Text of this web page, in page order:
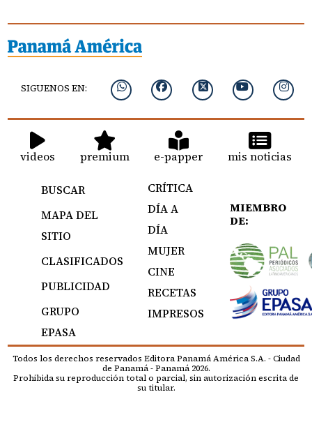
SIGUENOS EN:
videos premium e-papper mis noticias
BUSCAR
MAPA DEL
SITIO
CLASIFICADOS
PUBLICIDAD
GRUPO
EPASA
CRÍTICA
DÍA A
DÍA
MUJER
CINE
RECETAS
IMPRESOS
MIEMBRO
DE:
Todos los derechos reservados Editora Panamá América S.A. - Ciudad
de Panamá - Panamá 2026.
Prohibida su reproducción total o parcial, sin autorización escrita de
su titular.